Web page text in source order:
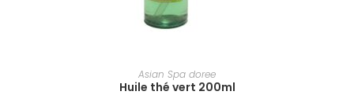
AJOUTER AU PANIER
Asian Spa doree
Huile thé vert 200ml